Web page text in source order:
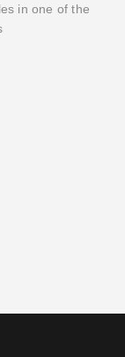
in one of the